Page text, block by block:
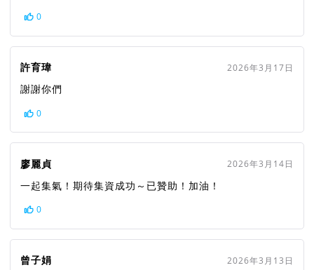
0
許育瑋 2026年3月17日
謝謝你們
0
廖麗貞 2026年3月14日
一起集氣！期待集資成功～已贊助！加油！
0
曾子娟 2026年3月13日